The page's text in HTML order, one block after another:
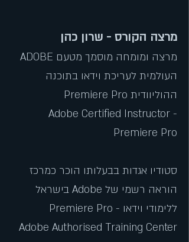
מרצה הקורס - שרון כהן
מרצה ומומחה מוסמך מטעם ADOBE
העולמית לעריכת וידאו בתוכנה
ההוליוודית Premiere Pro
Adobe Certified Instructor -
Premiere Pro
סטודיו אגדות בבעלותו הוכר כמרכז
הוראה רשמי של Adobe בישראל
ללימודי וידאו - Premiere Pro
Adobe Authorised Training Center